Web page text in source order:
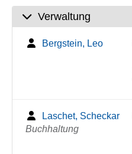
Verwaltung
Bergstein, Leo
Laschet, Scheckar
Buchhaltung